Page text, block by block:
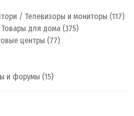
/ Телевизоры и мониторы (117)
для дома (375)
центры (77)
и форумы (15)